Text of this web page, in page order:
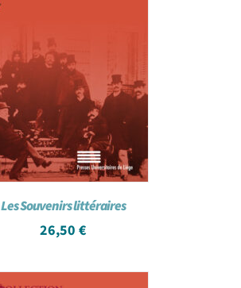
Les Souvenirs littéraires
26,50 €